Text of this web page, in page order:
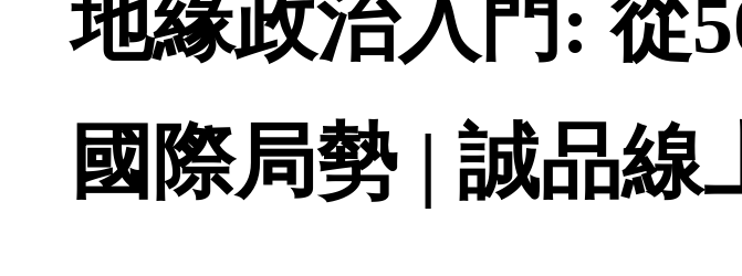
地緣政治入門: 從
國際局勢 | 誠品線